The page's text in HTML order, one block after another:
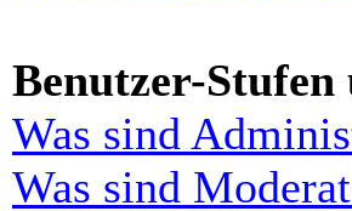
Benutzer-
Was sind
Was sind